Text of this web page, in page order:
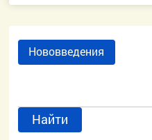
Нововведения
Найти